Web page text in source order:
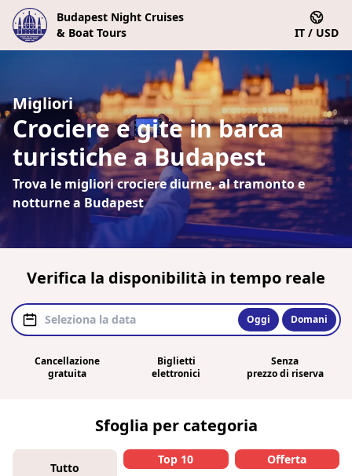
Budapest Night Cruises
& Boat Tours
IT / USD
Migliori
Crociere e gite in barca
turistiche a Budapest
Trova le migliori crociere diurne, al tramonto e
notturne a Budapest
Verifica la disponibilità in tempo reale
Oggi Domani
Cancellazione
gratuita
Biglietti
elettronici
Senza
prezzo di riserva
Sfoglia per categoria
Tutto
Top 10 Offerta